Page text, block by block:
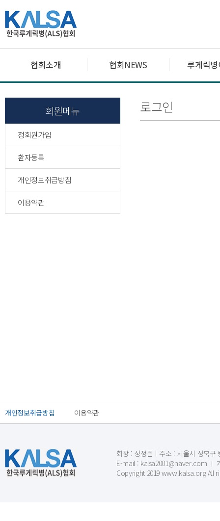
협회소개 협회NEWS 루게릭
회원메뉴
정회원가입
환자등록
개인정보취급방침
이용약관
로그인
개인정보취급방침 이용약관
회장 : 성정준ㅣ주소 : 서울시 성북구
E-mail : kalsa2001@naver.com ㅣ
Copyright 2019 www.kalsa.org All